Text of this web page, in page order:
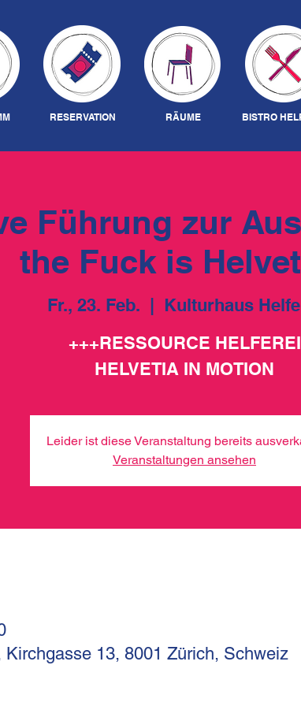
Führung zur
the Fuck is
Fr., 23. Feb.
  |
Kulturhaus
+++RESSOURCE HELFEREI
HELVETIA IN MOTION
Leider ist diese Veranstaltung bereits
Veranstaltungen ansehen
Kirchgasse 13, 8001 Zürich, Schweiz
RESERVATION RÄUME BISTRO